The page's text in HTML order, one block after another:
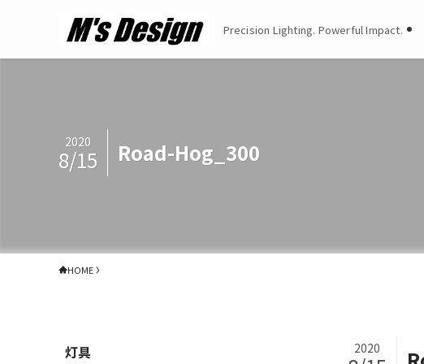
Precision Lighting. Powerful Impact.
Road-Hog_300
2020
8/15
HOME
2020
灯具